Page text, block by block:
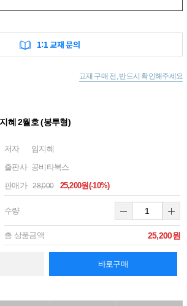
1:1 교재 문의
교재 구매 전, 반드시 확인해주세요
혜 2월호 (봉투형)
저자 임지혜
출판사 공비타북스
판매가 28,000 25,200원(-10%)
수량
총 상품금액 25,200원
바로구매